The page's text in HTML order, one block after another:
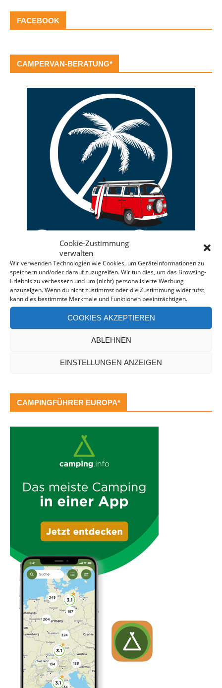
Cookie-Zustimmung
verwalten
Wir verwenden Technologien wie Cookies, um Geräteinformationen zu
speichern und/oder darauf zuzugreifen. Wir tun dies, um das Browsing-
Erlebnis zu verbessern und um (nicht) personalisierte Werbung
anzuzeigen. Wenn du nicht zustimmst oder die Zustimmung widerrufst,
kann dies bestimmte Merkmale und Funktionen beeinträchtigen.
COOKIES AKZEPTIEREN
ABLEHNEN
EINSTELLUNGEN ANZEIGEN
FACEBOOK
CAMPERVAN-BERATUNG*
Deine individuelle Beratung bei der Campermiete
in Deutschland und Europa.
Bei einer Anfrage über diesen Banner erhältst Du
automatisch einenRabatt!*
Buchung kommt, erhalten wir eine kleine Provision.
CAMPINGFÜHRER EUROPA*